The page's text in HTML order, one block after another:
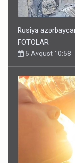
Rusiya
FOTOLAR
5 Avqust 10:58